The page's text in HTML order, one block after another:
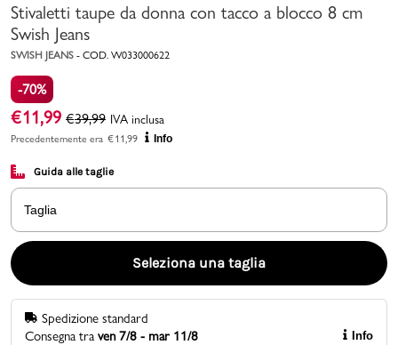
Marchi
Promo & News
contatti
Stivaletti taupe da donna con tacco a blocco 8 cm
Swish Jeans
SWISH JEANS - COD. W033000622
-70%
€11,99 €39,99 IVA inclusa
Precedentemente era €11,99 Info
Guida alle taglie
Taglia
Seleziona una taglia
Spedizione standard
Consegna tra ven 7/8 - mar 11/8 Info